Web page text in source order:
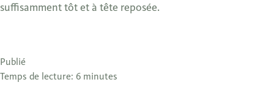
suffisamment tôt et à tête reposée.
Publié
Temps de lecture: 6 minutes